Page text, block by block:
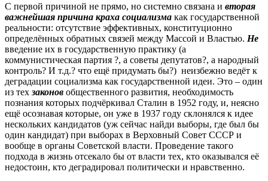
С первой причиной не прямо, но системно связана и вторая
важнейшая причина краха социализма как государственной
реальности: отсутствие эффективных, конституционно
определённых обратных связей между Массой и Властью. Не
введение их в государственную практику (а
коммунистическая партия ?, а советы депутатов?, а народный
контроль? И т.д.? что ещё придумать бы?) неизбежно ведёт к
деградации социализма как государственной идеи. Это – один
из тех законов общественного развития, необходимость
познания которых подчёркивал Сталин в 1952 году, и, неясно
ещё осознавая которые, он уже в 1937 году склонялся к идее
нескольких кандидатов (уж сейчас найди выборы, где был бы
один кандидат) при выборах в Верховный Совет СССР и
вообще в органы Советской власти. Проведение такого
подхода в жизнь отсекало бы от власти тех, кто оказывался её
недостоин, кто деградировал политически и нравственно.